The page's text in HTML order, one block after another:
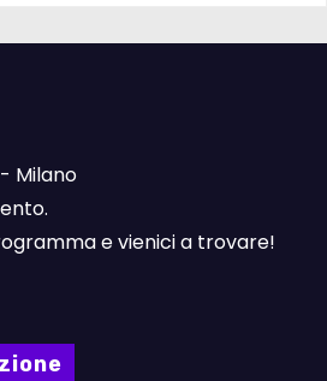
Milano
e vienici a trovare!